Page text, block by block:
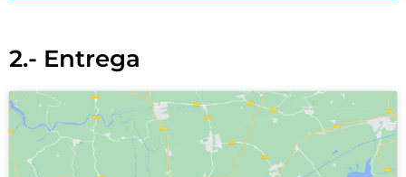
2.- Entrega